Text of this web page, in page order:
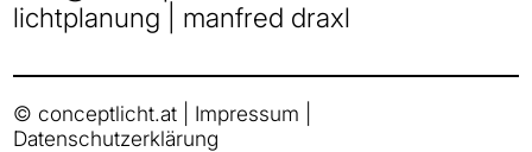
lichtplanung | manfred draxl
© conceptlicht.at | Impressum
Datenschutzerklärung